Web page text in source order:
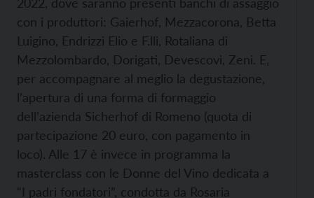
con i produttori: Gaierhof, Mezzacorona, Betta
Luigino, Endrizzi Elio e F.lli, Rotaliana di
Mezzolombardo, Dorigati, Devescovi, Zeni. E,
per accompagnare al meglio la degustazione,
l’apertura di una forma di formaggio
dell’azienda Sicherhof di Romeno (quota di
partecipazione 20 euro, con pagamento in
loco). Alle 17 è invece in programma la
masterclass con le Donne del Vino dedicata a
“I padri fondatori”, condotta da Rosaria